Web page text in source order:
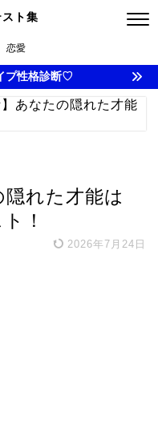
ト集
恋愛
プ性格診断♡
】あなたの隠れた才能
隠れた才能は
！
2026年7月24日